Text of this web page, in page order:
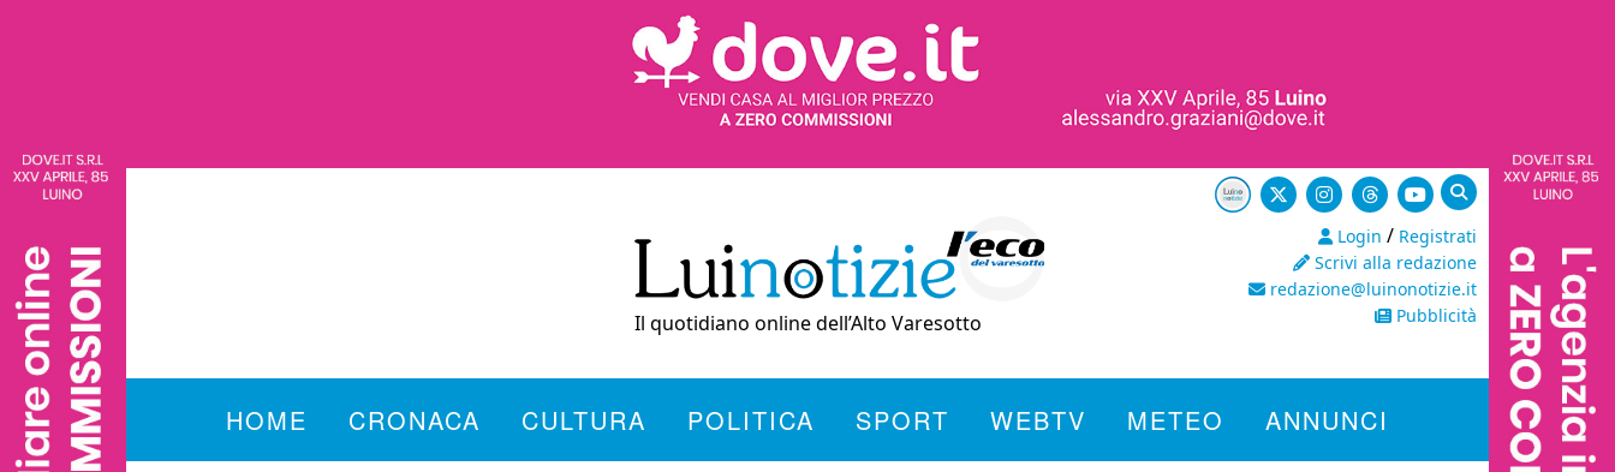
Il quotidiano online dell’Alto Varesotto
Login / Registrati
Scrivi alla redazione
redazione@luinonotizie.it
Pubblicità
HOME CRONACA CULTURA POLITICA SPORT WEBTV METEO ANNUNCI